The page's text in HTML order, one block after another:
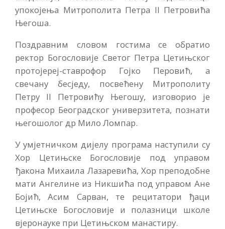
упокојења Митрополита Петра II Петровића
Његоша.
Поздравним словом гостима се обратио
ректор Богословије Светог Петра Цетињског
протојереј-ставрофор Гојко Перовић, а
свечану бесједу, посвећену Митрополиту
Петру II Петровићу Његошу, изговорио је
професор Београдског универзитета, познати
његошолог др Мило Ломпар.
У умјетничком дијелу програма наступили су
Хор Цетињске Богословије под управом
ђакона Михаила Лазаревића, Хор преподобне
мати Ангелине из Никшића под управом Ане
Бојић, Асим Сарван, те рецитатори ђаци
Цетињске Богословије и полазници школе
вјеронауке при Цетињском манастиру.